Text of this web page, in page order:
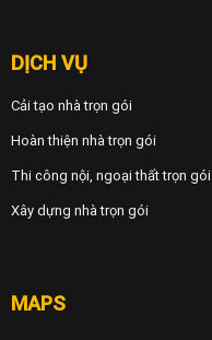
DỊCH VỤ
Cải tạo nhà trọn gói
Hoàn thiện nhà trọn gói
Thi công nội, ngoại thất trọn gói
Xây dựng nhà trọn gói
MAPS